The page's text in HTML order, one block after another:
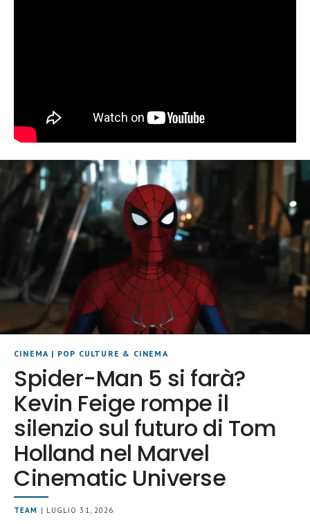
CINEMA | POP CULTURE & CINEMA
Spider-Man 5 si farà?
Kevin Feige rompe il
silenzio sul futuro di Tom
Holland nel Marvel
Cinematic Universe
TEAM | LUGLIO 31, 2026